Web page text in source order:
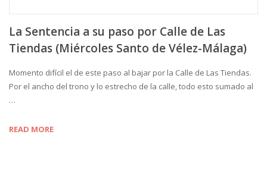
La Sentencia a su paso por Calle de Las
Tiendas (Miércoles Santo de Vélez-Málaga)
Momento difícil el de este paso al bajar por la Calle de Las Tiendas.
Por el ancho del trono y lo estrecho de la calle, todo esto sumado al
…
READ MORE